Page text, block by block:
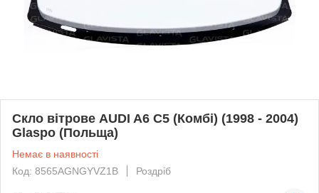
Скло вітрове AUDI A6 C5 (Комбі) (1998 - 2004)
Glaspo (Польща)
Немає в наявності
Код: 8565AGNGYVZ1B
Роздріб